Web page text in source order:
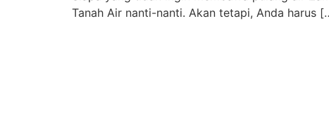
Tanah Air nanti-nanti. Akan tetapi, Anda harus